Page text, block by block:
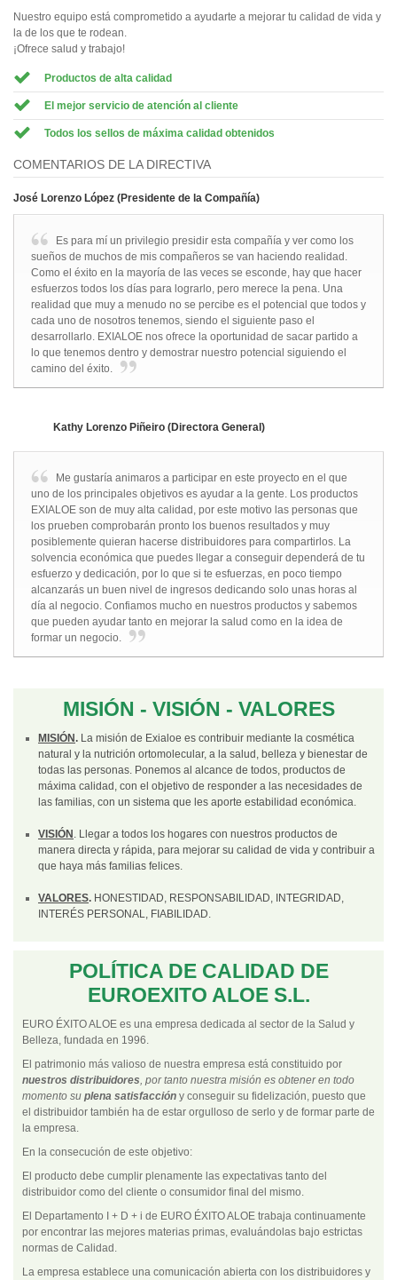
Nuestro equipo está comprometido a ayudarte a mejorar tu calidad de vida y
la de los que te rodean.
¡Ofrece salud y trabajo!
Productos de alta calidad
El mejor servicio de atención al cliente
Todos los sellos de máxima calidad obtenidos
COMENTARIOS DE LA DIRECTIVA
José Lorenzo López (Presidente de la Compañía)
Es para mí un privilegio presidir esta compañía y ver como los
sueños de muchos de mis compañeros se van haciendo realidad.
Como el éxito en la mayoría de las veces se esconde, hay que hacer
esfuerzos todos los días para lograrlo, pero merece la pena. Una
realidad que muy a menudo no se percibe es el potencial que todos y
cada uno de nosotros tenemos, siendo el siguiente paso el
desarrollarlo. EXIALOE nos ofrece la oportunidad de sacar partido a
lo que tenemos dentro y demostrar nuestro potencial siguiendo el
camino del éxito.
Kathy Lorenzo Piñeiro (Directora General)
Me gustaría animaros a participar en este proyecto en el que
uno de los principales objetivos es ayudar a la gente. Los productos
EXIALOE son de muy alta calidad, por este motivo las personas que
los prueben comprobarán pronto los buenos resultados y muy
posiblemente quieran hacerse distribuidores para compartirlos. La
solvencia económica que puedes llegar a conseguir dependerá de tu
esfuerzo y dedicación, por lo que si te esfuerzas, en poco tiempo
alcanzarás un buen nivel de ingresos dedicando solo unas horas al
día al negocio. Confiamos mucho en nuestros productos y sabemos
que pueden ayudar tanto en mejorar la salud como en la idea de
formar un negocio.
MISIÓN - VISIÓN - VALORES
MISIÓN. La misión de Exialoe es contribuir mediante la cosmética
natural y la nutrición ortomolecular, a la salud, belleza y bienestar de
todas las personas. Ponemos al alcance de todos, productos de
máxima calidad, con el objetivo de responder a las necesidades de
las familias, con un sistema que les aporte estabilidad económica.
VISIÓN . Llegar a todos los hogares con nuestros productos de
manera directa y rápida, para mejorar su calidad de vida y contribuir a
que haya más familias felices.
VALORES. HONESTIDAD, RESPONSABILIDAD, INTEGRIDAD,
INTERÉS PERSONAL, FIABILIDAD.
POLÍTICA DE CALIDAD DE
EUROEXITO ALOE S.L.
EURO ÉXITO ALOE es una empresa dedicada al sector de la Salud y
Belleza, fundada en 1996.
El patrimonio más valioso de nuestra empresa está constituido por
nuestros distribuidores, por tanto nuestra misión es obtener en todo
momento su plena satisfacción y conseguir su fidelización, puesto que
el distribuidor también ha de estar orgulloso de serlo y de formar parte de
la empresa.
En la consecución de este objetivo:
El producto debe cumplir plenamente las expectativas tanto del
distribuidor como del cliente o consumidor final del mismo.
El Departamento I + D + i de EURO ÉXITO ALOE trabaja continuamente
por encontrar las mejores materias primas, evaluándolas bajo estrictas
normas de Calidad.
La empresa establece una comunicación abierta con los distribuidores y